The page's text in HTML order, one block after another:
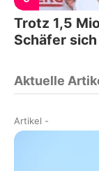
Trotz 1,5
Schäfer
Aktuelle
Artikel -